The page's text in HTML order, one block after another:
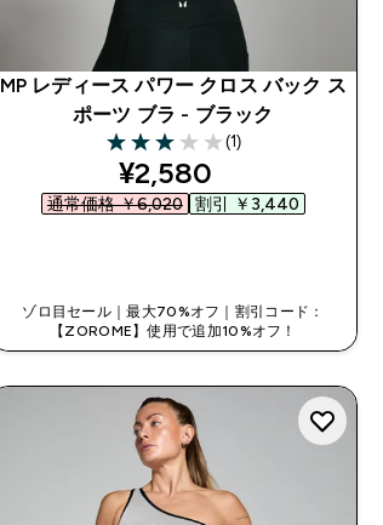
MP レディース パワー クロス バック ス
ポーツ ブラ - ブラック
3 out of 5 stars
(1)
discounted price
¥2,580‎
通常価格 ￥6,020‎ 割引 ￥3,440‎
ゾロ目セール｜最大70%オフ｜割引コード：
【ZOROME】使用で追加10%オフ！